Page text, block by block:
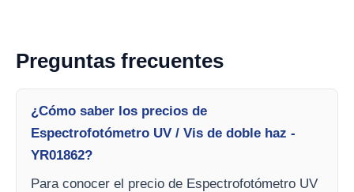
Preguntas frecuentes
¿Cómo saber los precios de
Espectrofotómetro UV / Vis de doble haz -
YR01862?
Para conocer el precio de Espectrofotómetro UV